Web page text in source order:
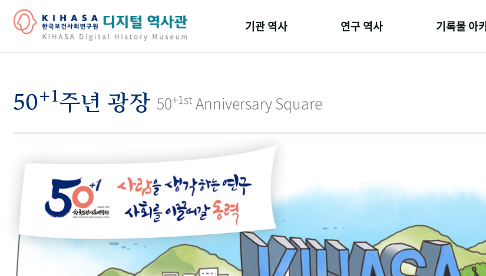
기관 역사
역대 기관장
연구 역사 기록물 아
50+1주년 광장 50+1st Anniversary Square